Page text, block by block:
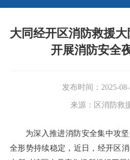
大同经开区消防救援
开展消防安全
发布时间： 2025-
来源： 区消防救
为深入推进消防安全集中攻
全形势持续稳定，近日，经开区